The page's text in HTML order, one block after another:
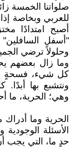
صلواتنا الخمسة
للعربي وبخاصة
أصبح امتدادًا
"أسفل السافلين"
وحلولاً ترضي
وما زال بعضهم
كل شيء، فسحةٍ
ونتشبع بها أبدًا.
وهي؛ الحرية، ما
الحرية وما
الأسئلة
حدٍ ما، التي يجب